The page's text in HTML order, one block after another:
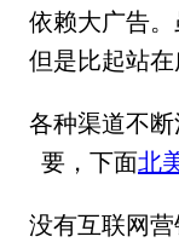
依赖大广告
但是比起站在
各种渠道不
要，下面北
没有互联网